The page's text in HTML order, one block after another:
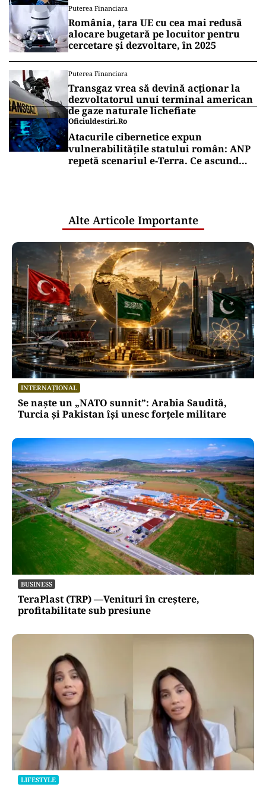
Puterea Financiara
România, țara UE cu cea mai redusă
alocare bugetară pe locuitor pentru
cercetare și dezvoltare, în 2025
Puterea Financiara
Transgaz vrea să devină acționar la
dezvoltatorul unui terminal american
de gaze naturale lichefiate
Oficiuldestiri.ro
Atacurile cibernetice expun
vulnerabilitățile statului român: ANP
repetă scenariul e‑Terra. Ce ascund
Alte Articole Importante
INTERNAȚIONAL
Se naște un „NATO sunnit”: Arabia Saudită,
Turcia și Pakistan își unesc forțele militare
BUSINESS
TeraPlast (TRP) —Venituri în creștere,
profitabilitate sub presiune
LIFESTYLE